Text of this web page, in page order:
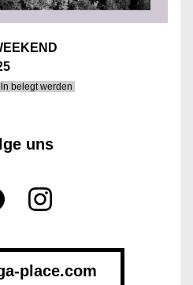
belegt werden
uns
place.com